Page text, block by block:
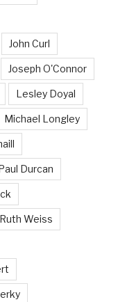
John Curl
Joseph O'Connor
Lesley Doyal
Michael Longley
Durcan
Ruth Weiss